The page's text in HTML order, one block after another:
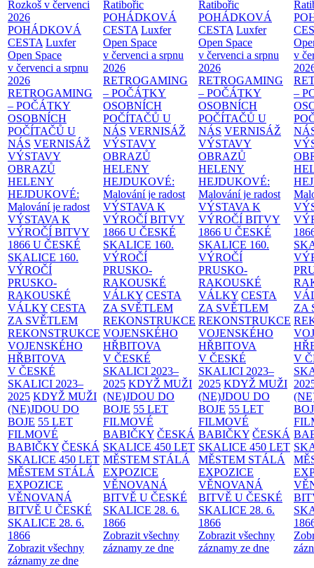
Rozkoš v červenci
2026
POHÁDKOVÁ
CESTA Luxfer
Open Space
v červenci a srpnu
2026
RETROGAMING
– POČÁTKY
OSOBNÍCH
POČÍTAČŮ U
NÁS VERNISÁŽ
VÝSTAVY
OBRAZŮ
HELENY
HEJDUKOVÉ:
Malování je radost
VÝSTAVA K
VÝROČÍ BITVY
1866 U ČESKÉ
SKALICE 160.
VÝROČÍ
PRUSKO-
RAKOUSKÉ
VÁLKY CESTA
ZA SVĚTLEM
REKONSTRUKCE
VOJENSKÉHO
HŘBITOVA
V ČESKÉ
SKALICI 2023–
2025 KDYŽ MUŽI
(NE)JDOU DO
BOJE 55 LET
FILMOVÉ
BABIČKY ČESKÁ
SKALICE 450 LET
MĚSTEM STÁLÁ
EXPOZICE
VĚNOVANÁ
BITVĚ U ČESKÉ
SKALICE 28. 6.
1866
Zobrazit všechny
záznamy ze dne
Ratibořic
POHÁDKOVÁ
CESTA Luxfer
Open Space
v červenci a srpnu
2026
RETROGAMING
– POČÁTKY
OSOBNÍCH
POČÍTAČŮ U
NÁS VERNISÁŽ
VÝSTAVY
OBRAZŮ
HELENY
HEJDUKOVÉ:
Malování je radost
VÝSTAVA K
VÝROČÍ BITVY
1866 U ČESKÉ
SKALICE 160.
VÝROČÍ
PRUSKO-
RAKOUSKÉ
VÁLKY CESTA
ZA SVĚTLEM
REKONSTRUKCE
VOJENSKÉHO
HŘBITOVA
V ČESKÉ
SKALICI 2023–
2025 KDYŽ MUŽI
(NE)JDOU DO
BOJE 55 LET
FILMOVÉ
BABIČKY ČESKÁ
SKALICE 450 LET
MĚSTEM STÁLÁ
EXPOZICE
VĚNOVANÁ
BITVĚ U ČESKÉ
SKALICE 28. 6.
1866
Zobrazit všechny
záznamy ze dne
Ratibořic
POHÁDKOVÁ
CESTA Luxfer
Open Space
v červenci a srpnu
2026
RETROGAMING
– POČÁTKY
OSOBNÍCH
POČÍTAČŮ U
NÁS VERNISÁŽ
VÝSTAVY
OBRAZŮ
HELENY
HEJDUKOVÉ:
Malování je radost
VÝSTAVA K
VÝROČÍ BITVY
1866 U ČESKÉ
SKALICE 160.
VÝROČÍ
PRUSKO-
RAKOUSKÉ
VÁLKY CESTA
ZA SVĚTLEM
REKONSTRUKCE
VOJENSKÉHO
HŘBITOVA
V ČESKÉ
SKALICI 2023–
2025 KDYŽ MUŽI
(NE)JDOU DO
BOJE 55 LET
FILMOVÉ
BABIČKY ČESKÁ
SKALICE 450 LET
MĚSTEM STÁLÁ
EXPOZICE
VĚNOVANÁ
BITVĚ U ČESKÉ
SKALICE 28. 6.
1866
Zobrazit všechny
záznamy ze dne
v
–
ZA
V